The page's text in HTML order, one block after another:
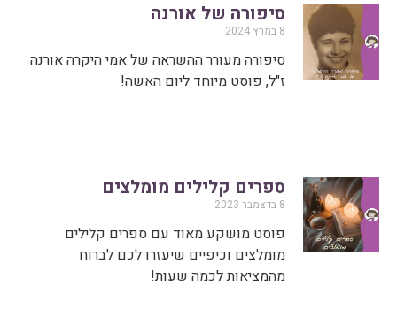
סיפורה של אורנה
8 במרץ 2024
סיפורה מעורר ההשראה של אמי היקרה אורנה
ז"ל, פוסט מיוחד ליום האשה!
ספרים קלילים מומלצים
8 בדצמבר 2023
פוסט מושקע מאוד עם ספרים קלילים
מומלצים וכיפיים שיעזרו לכם לברוח
מהמציאות לכמה שעות!